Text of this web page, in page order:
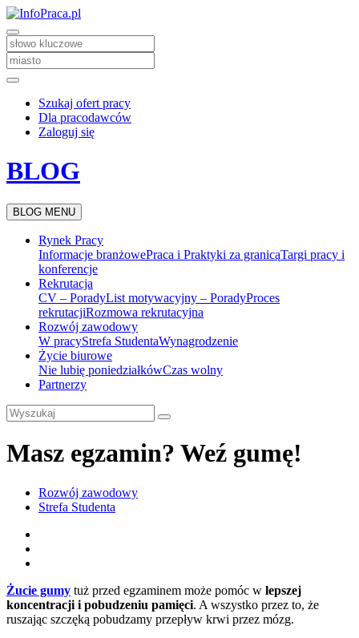
Szukaj ofert pracy
Dla pracodawców
Zaloguj się
BLOG
BLOG MENU
Rynek Pracy
Informacje branżowePraca i Praktyki za granicąTargi pracy i
konferencje
Rekrutacja
CV – PoradyList motywacyjny – PoradyProces
rekrutacjiRozmowa rekrutacyjna
Rozwój zawodowy
W pracyStrefa StudentaWynagrodzenie
Życie biurowe
Nie lubię poniedziałkówCzas wolny
Partnerzy
Masz egzamin? Weź gumę!
Rozwój zawodowy
Strefa Studenta
Żucie gumy tuż przed egzaminem może pomóc w lepszej
koncentracji i pobudzeniu pamięci. A wszystko przez to, że
ruszając szczęką pobudzamy przepływ krwi przez mózg.